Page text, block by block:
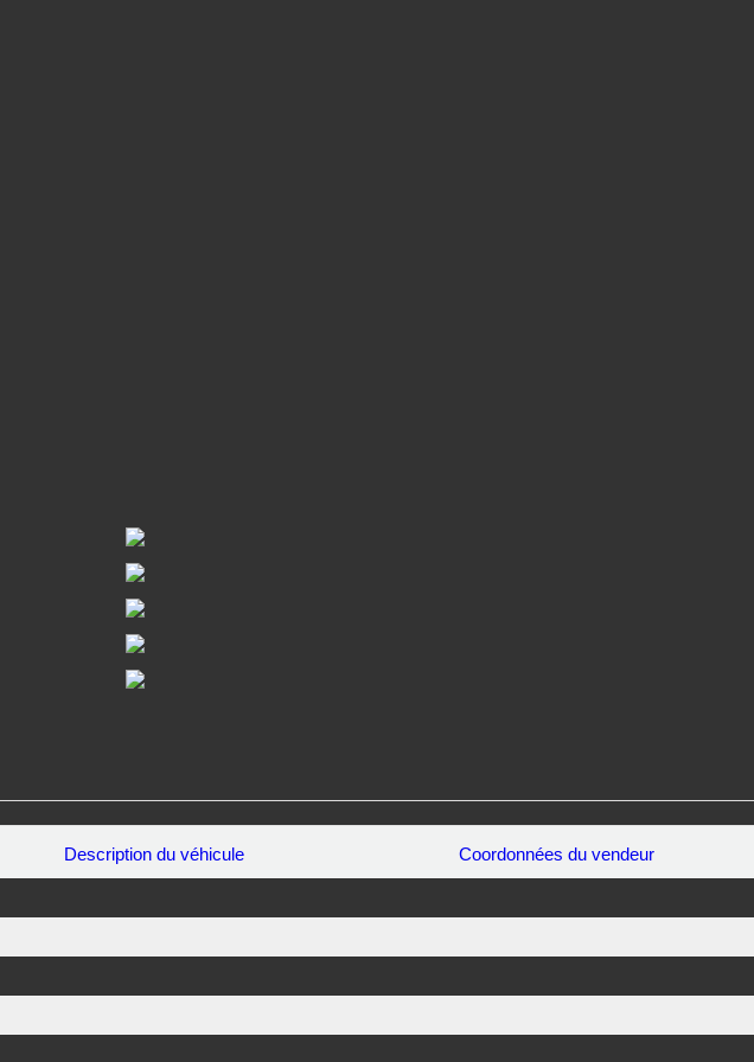
Description du véhicule Coordonnées du vendeur